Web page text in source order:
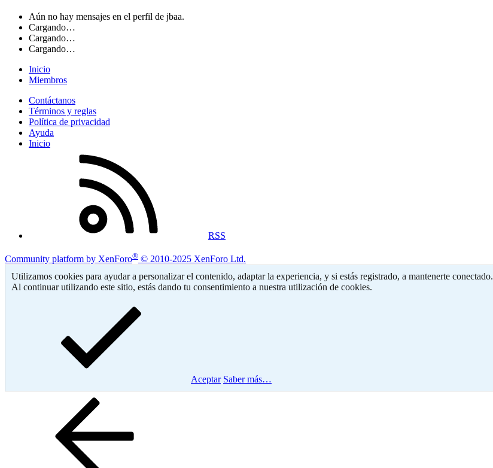
Aún no hay mensajes en el perfil de jbaa.
Cargando…
Cargando…
Cargando…
Inicio
Miembros
Contáctanos
Términos y reglas
Política de privacidad
Ayuda
Inicio
RSS
Community platform by XenForo® © 2010-2025 XenForo Ltd.
Utilizamos cookies para ayudar a personalizar el contenido, adaptar la experiencia, y si estás registrado, a mantenerte conectado.
Al continuar utilizando este sitio, estás dando tu consentimiento a nuestra utilización de cookies.
Aceptar Saber más…